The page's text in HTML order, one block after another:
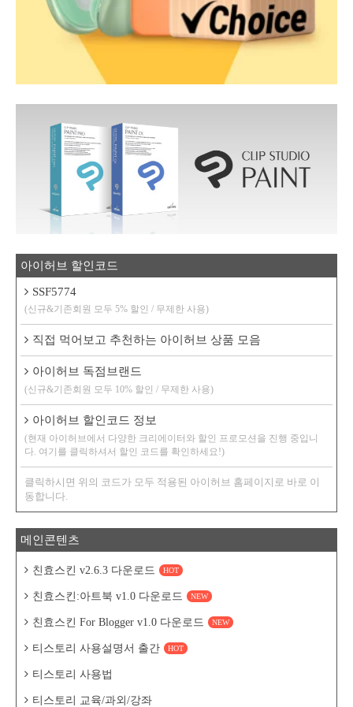
아이허브 할인코드
SSF5774
(신규&기존회원 모두 5% 할인 / 무제한 사용)
직접 먹어보고 추천하는 아이허브 상품 모음
아이허브 독점브랜드
(신규&기존회원 모두 10% 할인 / 무제한 사용)
아이허브 할인코드 정보
(현재 아이허브에서 다양한 크리에이터와 할인 프로모션을 진행 중입니
다. 여기를 클릭하셔서 할인 코드를 확인하세요!)
클릭하시면 위의 코드가 모두 적용된 아이허브 홈페이지로 바로 이
동합니다.
메인콘텐츠
친효스킨 v2.6.3 다운로드 HOT
친효스킨:아트북 v1.0 다운로드 NEW
친효스킨 For Blogger v1.0 다운로드 NEW
티스토리 사용설명서 출간 HOT
티스토리 사용법
티스토리 교육/과외/강좌